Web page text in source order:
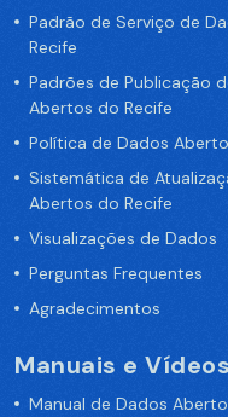
Padrão de Serviço de
Recife
Padrões de Publicação
Abertos do Recife
Política de Dados
Sistemática de
Abertos do Recife
Visualizações de Dados
Perguntas Frequentes
Agradecimentos
Manuais e Vídeos
Manual de Dados